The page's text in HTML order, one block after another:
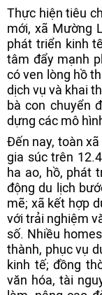
Thực hiện tiêu
mới, xã Mường
phát triển kinh
tâm đẩy mạnh
có ven lòng hồ
dịch vụ và khai
bà con chuyển
dựng các mô
Đến nay, toàn
gia súc trên
ha ao, hồ, phát
động du lịch
mẽ; xã kết hợp
với trải nghiệm
số. Nhiều
thành, phục vụ
kinh tế; đồng
văn hóa, tài